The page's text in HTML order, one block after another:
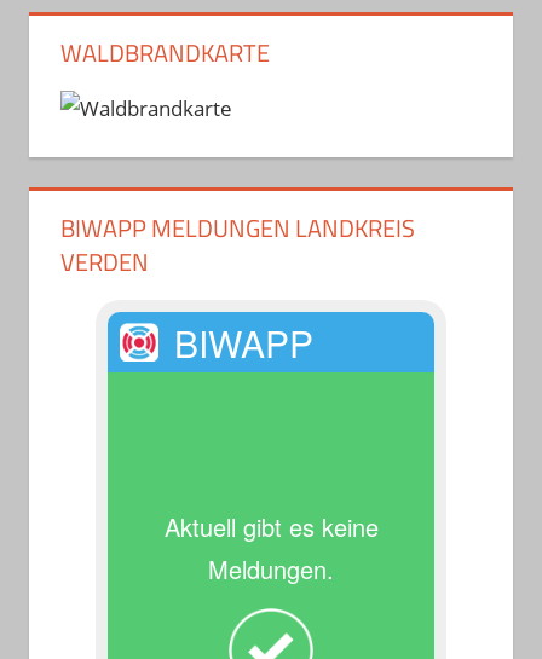
WALDBRANDKARTE
BIWAPP MELDUNGEN LANDKREIS
VERDEN
BIWAPP
Aktuell gibt es keine
Meldungen.